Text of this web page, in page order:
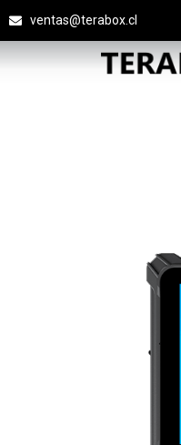
ventas@terabox.cl